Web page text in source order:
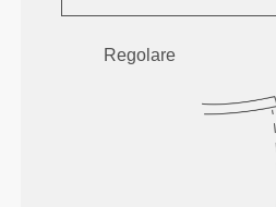
Regolare